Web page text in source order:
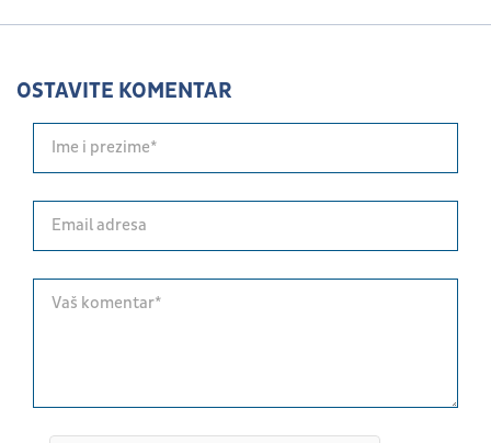
OSTAVITE KOMENTAR